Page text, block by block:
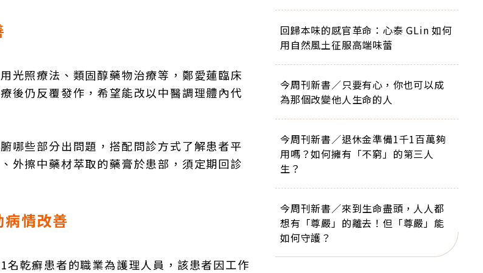
光照療法、類固醇藥物治療等，鄭愛蓮臨床
後仍反覆發作，希望能改以中醫調理體內代
哪些部分出問題，搭配問診方式了解患者平
外擦中藥材萃取的藥膏於患部，須定期回診
情改善
乾癬患者的職業為護理人員，該患者因工作
回歸本味的感官革命：心泰 GLin 如何
用自然風土征服高端味蕾
今周刊新書／只要有心，你也可以成
為那個改變他人生命的人
今周刊新書／退休金準備1千1百萬夠
用嗎？如何擁有「不窮」的第三人
生？
今周刊新書／來到生命盡頭，人人都
想有「尊嚴」的離去！但「尊嚴」能
如何守護？